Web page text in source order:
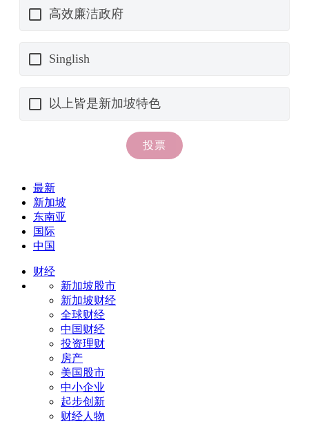
最新
新加坡
东南亚
国际
中国
财经
新加坡股市
新加坡财经
全球财经
中国财经
投资理财
房产
美国股市
中小企业
起步创新
财经人物